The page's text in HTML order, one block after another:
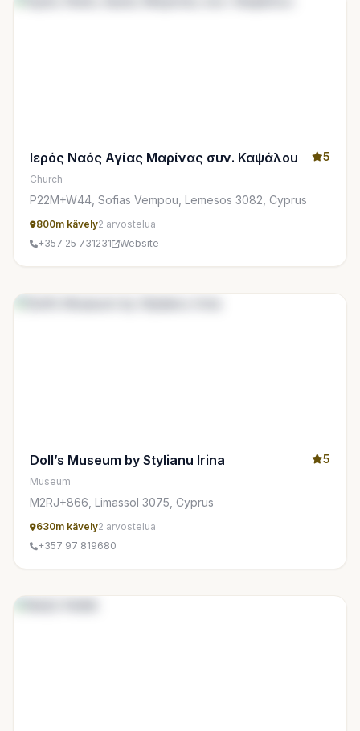
Ιερός Ναός Αγίας Μαρίνας συν. Καψάλου 5
Church
P22M+W44, Sofias Vempou, Lemesos 3082, Cyprus
800m kävely2 arvostelua
+357 25 731231
Website
Doll’s Museum by Stylianu Irina 5
Museum
M2RJ+866, Limassol 3075, Cyprus
630m kävely2 arvostelua
+357 97 819680